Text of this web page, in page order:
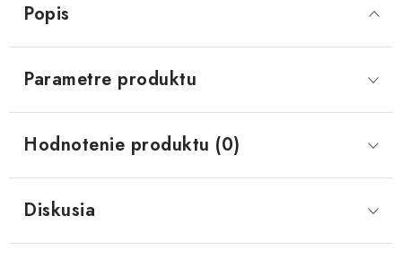
Popis
Parametre produktu
Hodnotenie produktu (0)
Diskusia